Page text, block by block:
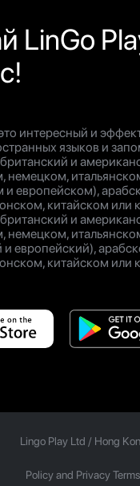
LinGo
интересный и
языков и
и
немецком,
и европейском),
китайском или
и
немецком,
и европейский),
китайском или
Lingo Play Ltd / Hong
Policy and Privacy Terms